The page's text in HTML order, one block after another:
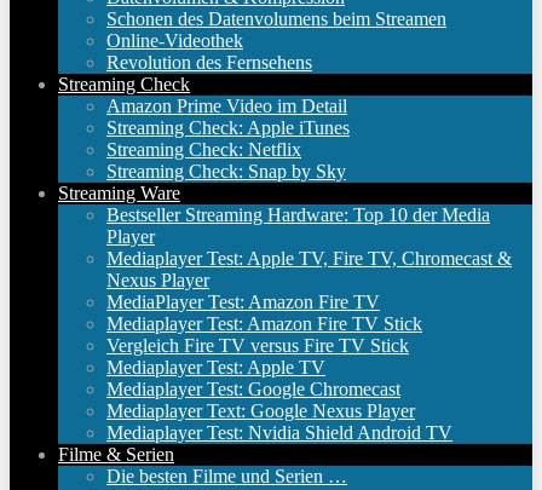
Schonen des Datenvolumens beim Streamen
Online-Videothek
Revolution des Fernsehens
Streaming Check
Amazon Prime Video im Detail
Streaming Check: Apple iTunes
Streaming Check: Netflix
Streaming Check: Snap by Sky
Streaming Ware
Bestseller Streaming Hardware: Top 10 der Media
Player
Mediaplayer Test: Apple TV, Fire TV, Chromecast &
Nexus Player
MediaPlayer Test: Amazon Fire TV
Mediaplayer Test: Amazon Fire TV Stick
Vergleich Fire TV versus Fire TV Stick
Mediaplayer Test: Apple TV
Mediaplayer Test: Google Chromecast
Mediaplayer Text: Google Nexus Player
Mediaplayer Test: Nvidia Shield Android TV
Filme & Serien
Die besten Filme und Serien …